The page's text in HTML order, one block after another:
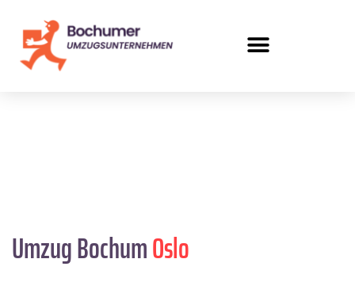
Umzug BochumOslo